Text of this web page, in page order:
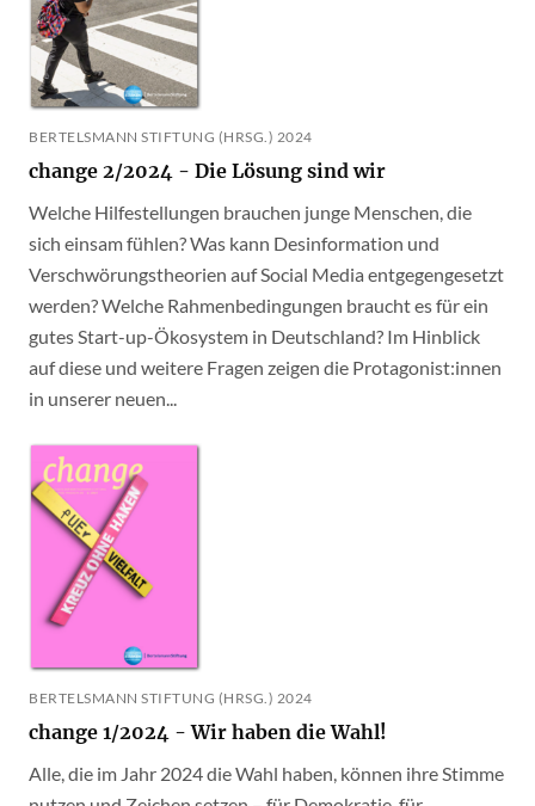
BERTELSMANN STIFTUNG (HRSG.) 2024
change 2/2024 - Die Lösung sind wir
Welche Hilfestellungen brauchen junge Menschen, die
sich einsam fühlen? Was kann Desinformation und
Verschwörungstheorien auf Social Media entgegengesetzt
werden? Welche Rahmenbedingungen braucht es für ein
gutes Start-up-Ökosystem in Deutschland? Im Hinblick
auf diese und weitere Fragen zeigen die Protagonist:innen
in unserer neuen...
BERTELSMANN STIFTUNG (HRSG.) 2024
change 1/2024 - Wir haben die Wahl!
Alle, die im Jahr 2024 die Wahl haben, können ihre Stimme